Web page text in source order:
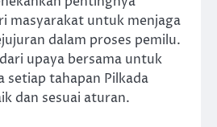
masyarakat untuk menjaga
dalam proses pemilu.
upaya bersama untuk
setiap tahapan Pilkada
dan sesuai aturan.